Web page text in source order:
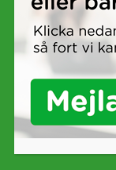
Besöksadress
Karlskrona |
Kalmar |
©